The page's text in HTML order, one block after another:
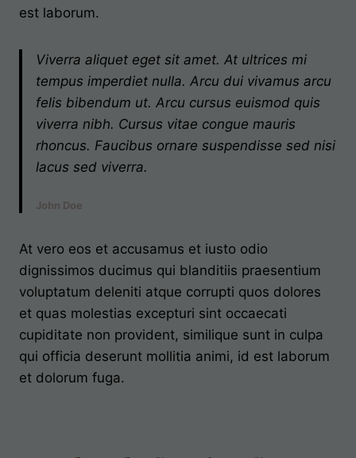
est laborum.
Viverra aliquet eget sit amet. At ultrices mi
tempus imperdiet nulla. Arcu dui vivamus arcu
felis bibendum ut. Arcu cursus euismod quis
viverra nibh. Cursus vitae congue mauris
rhoncus. Faucibus ornare suspendisse sed nisi
lacus sed viverra.
John Doe
At vero eos et accusamus et iusto odio
dignissimos ducimus qui blanditiis praesentium
voluptatum deleniti atque corrupti quos dolores
et quas molestias excepturi sint occaecati
cupiditate non provident, similique sunt in culpa
qui officia deserunt mollitia animi, id est laborum
et dolorum fuga.